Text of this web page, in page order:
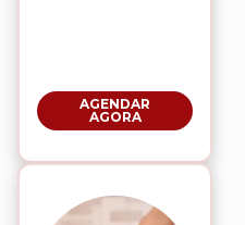
AGENDAR
AGORA